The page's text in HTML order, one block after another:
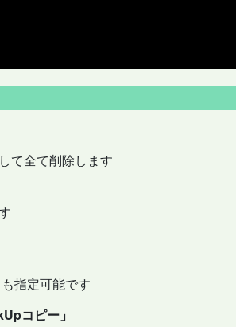
て全て削除します
指定可能です
コピー」